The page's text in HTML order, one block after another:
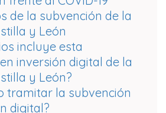
de la subvención de la
y León
incluye esta
inversión digital de la
y León?
tramitar la subvención
digital?